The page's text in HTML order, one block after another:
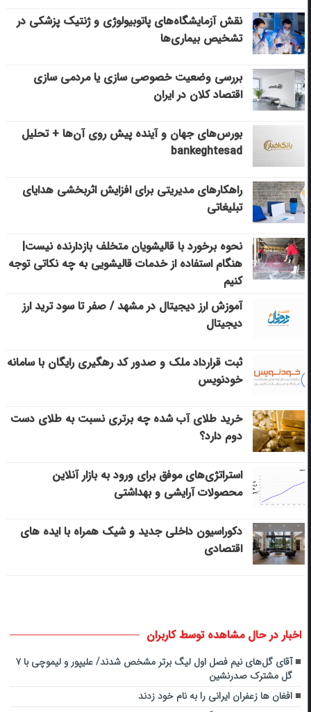
نقش آزمایشگاه‌های پاتوبیولوژی و ژنتیک پزشکی در
تشخیص بیماری‌ها
بررسی وضعیت خصوصی سازی یا مردمی سازی
اقتصاد کلان در ایران
بورس‌های جهان و آینده پیش روی آن‌ها + تحلیل
bankeghtesad
راهکارهای مدیریتی برای افزایش اثربخشی هدایای
تبلیغاتی
نحوه برخورد با قالیشویان متخلف بازدارنده نیست|
هنگام استفاده از خدمات قالیشویی به چه نکاتی توجه
کنیم
آموزش ارز دیجیتال در مشهد / صفر تا سود ترید ارز
دیجیتال
ثبت قرارداد ملک و صدور کد رهگیری رایگان با سامانه
خودنویس
خرید طلای آب شده چه برتری نسبت به طلای دست
دوم دارد؟
استراتژی‌های موفق برای ورود به بازار آنلاین
محصولات آرایشی و بهداشتی
دکوراسیون داخلی جدید و شیک همراه با ایده های
اقتصادی
اخبار در حال مشاهده توسط کاربران
آقای گل‌های نیم فصل اول لیگ برتر مشخص شدند/ علیپور و لیموچی با ۷
گل مشترک صدرنشین
افغان ها زعفران ایرانی را به نام خود زدند